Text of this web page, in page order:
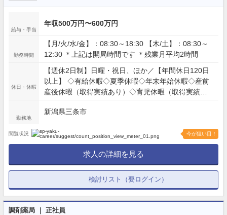
給与・手当
年収500万円〜600万円
勤務時間
【月/火/水/金】：08:30～18:30 【木/土】：08:30～
12:30 ＊上記は開局時間です ＊残業月平均2時間
休日・休暇
【週休2日制】日曜・祝日、ほか／【年間休日120日
以上】 ◇有給休暇◇夏季休暇◇年末年始休暇◇産前
産後休暇（取得実績あり）◇育児休暇（取得実績あ
勤務地
新潟県三条市
閲覧状況 今が狙い目！
求人の詳細を見る
検討リスト（要ログイン）
調剤薬局 ｜ 正社員